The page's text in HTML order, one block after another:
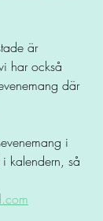
är
har också
där
i
kalendern, så